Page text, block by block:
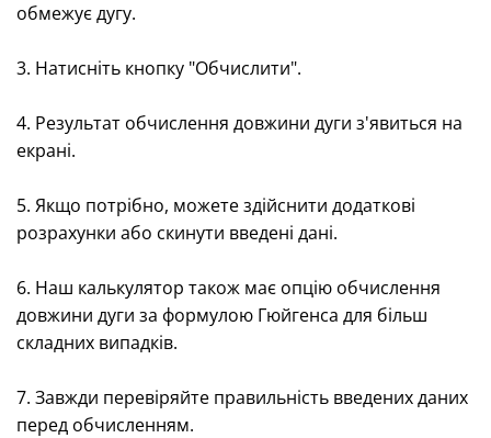
обмежує дугу.
3. Натисніть кнопку "Обчислити".
4. Результат обчислення довжини дуги з'явиться на
екрані.
5. Якщо потрібно, можете здійснити додаткові
розрахунки або скинути введені дані.
6. Наш калькулятор також має опцію обчислення
довжини дуги за формулою Гюйгенса для більш
складних випадків.
7. Завжди перевіряйте правильність введених даних
перед обчисленням.